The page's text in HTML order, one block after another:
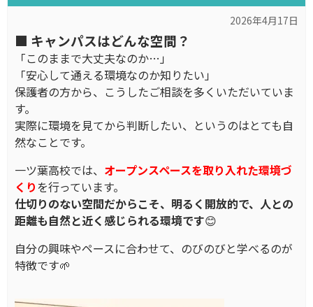
2026年4月17日
■ キャンパスはどんな空間？
「このままで大丈夫なのか…」
「安心して通える環境なのか知りたい」
保護者の方から、こうしたご相談を多くいただいていま
す。
実際に環境を見てから判断したい、というのはとても自
然なことです。
一ツ葉高校では、 オープンスペースを取り入れた環境づ
くりを行っています。
仕切りのない空間だからこそ、明るく開放的で、人との
距離も自然と近く感じられる環境です😊
自分の興味やペースに合わせて、のびのびと学べるのが
特徴です🌱